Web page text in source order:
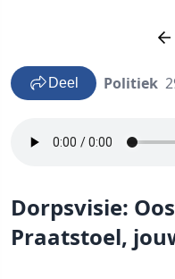
Deel Politiek
Dorpsvisie:
Praatstoel,